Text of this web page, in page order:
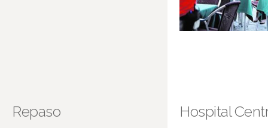
Repaso Hospital